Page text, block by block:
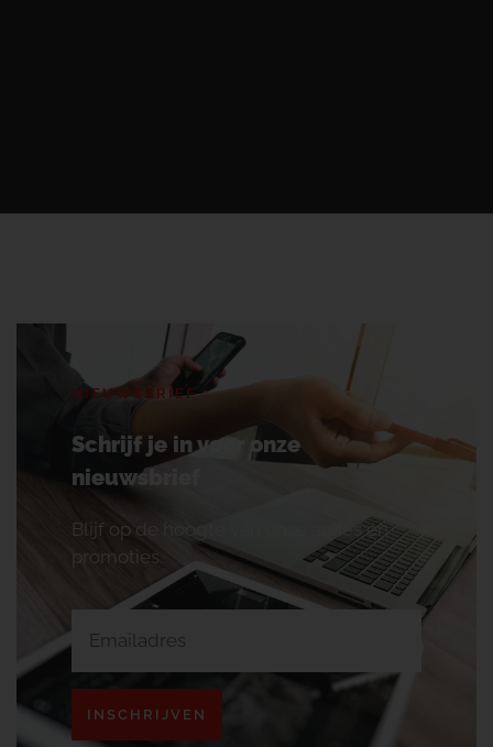
NIEUWSBRIEF
Schrijf je in voor onze
nieuwsbrief
Blijf op de hoogte van onze acties en
promoties.
INSCHRIJVEN